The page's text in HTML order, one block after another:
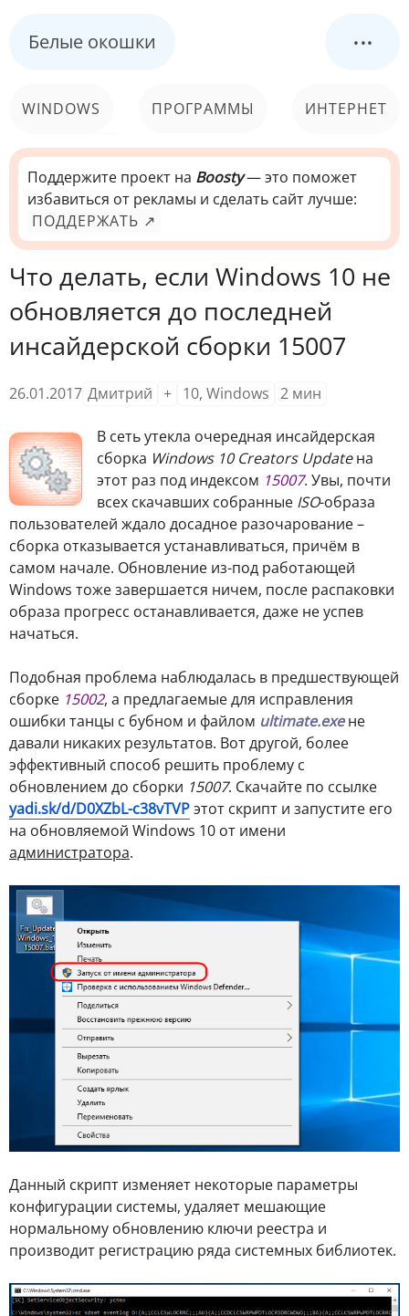
Белые окошки ...
WINDOWS ПРОГРАММЫ ИНТЕРНЕТ
КОМПЬЮТЕР
СИСТЕМА
Поддержите проект на Boosty— это поможет
избавиться от рекламы и сделать сайт лучше:
ПОДДЕРЖАТЬ ↗
Что делать, если Windows 10 не
обновляется до последней
инсайдерской сборки 15007
26.01.2017 Дмитрий + 10, Windows 2 мин
В сеть утекла очередная инсайдерская
сборка Windows 10 Crеаtors Updаtена
этот раз под индексом 15007. Увы, почти
всех скачавших собранные ISO-образа
пользователей ждало досадное разочарование –
сборка отказывается устанавливаться, причём в
самом начале. Обновление из-под работающей
Windows тоже завершается ничем, после распаковки
образа прогресс останавливается, даже не успев
начатьcя.
Подобная проблема наблюдалась в предшествующей
сборке 15002, а предлагаемые для исправления
ошибки танцы с бубном и файлом ultimate.exeне
давали никаких результатов. Вот другой, более
эффективный способ решить проблему с
обновлением до сборки 15007. Скачайте по ссылке
yadi.sk/d/D0XZbL-c38vTVPэтот скрипт и запустите его
на обновляемой Windows 10 от имени
администратора.
Данный скрипт изменяет некоторые параметры
конфигурации системы, удаляет мешающие
нормальному обновлению ключи реестра и
производит регистрацию ряда системных библиотек.